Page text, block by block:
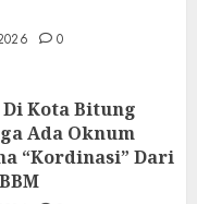
0
Di Kota Bitung
Ada Oknum
“Kordinasi” Dari